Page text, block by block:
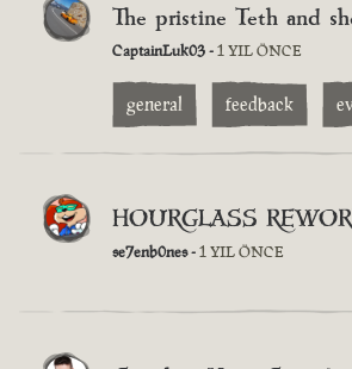
The pristine Teth and
CaptainLuk03 -1 YIL ÖNCE
general feedback
HOURGLASS
se7enb0nes -1 YIL ÖNCE